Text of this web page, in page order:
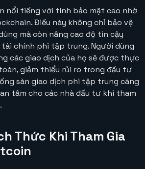
nổi tiếng với tính bảo mật cao nhờ
Điều này không chỉ bảo vệ
mà còn nâng cao độ tin cậy
chính phi tập trung. Người dùng
các giao dịch của họ sẽ được thực
giảm thiểu rủi ro trong đầu tư
sàn giao dịch phi tập trung càng
tâm cho các nhà đầu tư khi tham
Thức Khi Tham Gia